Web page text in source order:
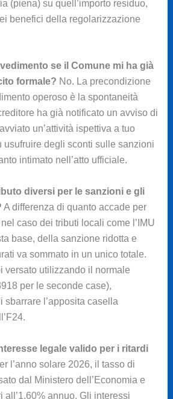
(piena) su quell’importo residuo,
benefici della regolarizzazione
se il Comune mi ha già
formale? No. La precondizione
operoso è la spontaneità
ha già notificato un avviso di
un’attività ispettiva a tuo
usufruire degli sconti sulle sanzioni
intimato nell’atto ufficiale.
diversi per le sanzioni e gli
A differenza di quanto accade per
nel caso dei tributi locali come l’IMU
base, della sanzione ridotta e
va sommato in un unico totale.
versato utilizzando il normale
per le seconde case),
sbarrare l’apposita casella
legale valido per i ritardi
l’anno solare 2026, il tasso di
dal Ministero dell’Economia e
all’1,60% annuo. Gli interessi